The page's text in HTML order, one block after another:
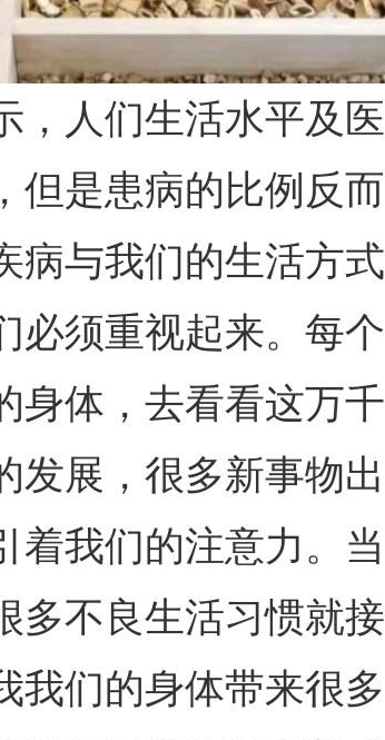
，人们生活水平及医
但是患病的比例反而
病与我们的生活方式
必须重视起来。每个
身体，去看看这万千
发展，很多新事物出
着我们的注意力。当
多不良生活习惯就接
我们的身体带来很多